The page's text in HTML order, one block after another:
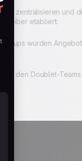
zu zentralisieren und
etabliert:
ups wurden
den Doublet-Teams